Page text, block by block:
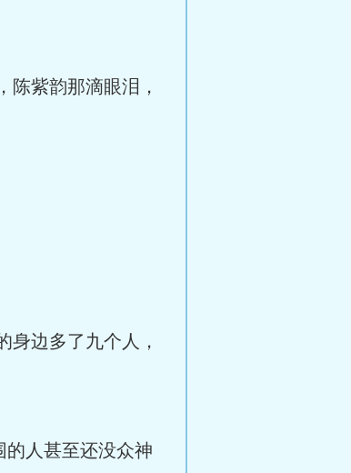
紫韵那滴眼泪，
边多了九个人，
人甚至还没众神